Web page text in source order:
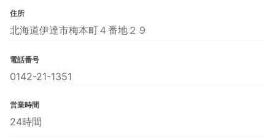
住所
北海道伊達市梅本町４番地２９
電話番号
0142-21-1351
営業時間
24時間